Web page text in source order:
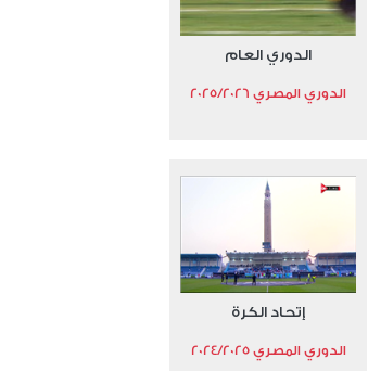
الدوري العام
الدوري المصري 2025/2026
إتحاد الكرة
الدوري المصري 2024/2025